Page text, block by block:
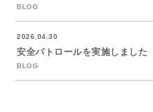
BLOG
2026.04.30
安全パトロールを実施しました
BLOG